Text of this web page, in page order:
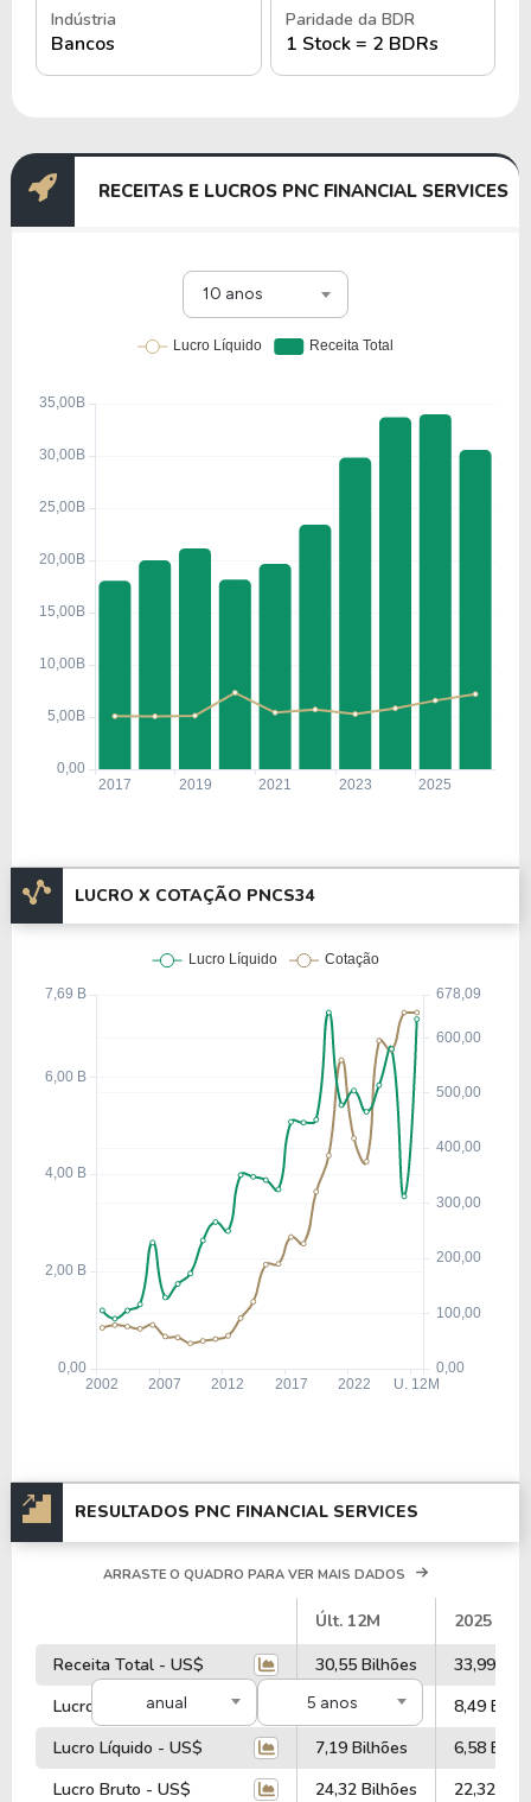
Indústria
Bancos
Paridade da BDR
1 Stock = 2 BDRs
RECEITAS E LUCROS PNC FINANCIAL SERVICES
10 anos
LUCRO X COTAÇÃO PNCS34
RESULTADOS PNC FINANCIAL SERVICES
anual 5 anos
ARRASTE O QUADRO PARA VER MAIS DADOS
Últ. 12M
2025
Receita Total - US$
30,55 Bilhões
33,99
Lucro Operacional - US$
9,39 Bilhões
8,49
Lucro Líquido - US$
7,19 Bilhões
6,58
Lucro Bruto - US$
24,32 Bilhões
22,32